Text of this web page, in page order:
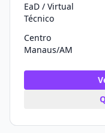
EaD / Virtual
Técnico
Centro
Manaus/AM